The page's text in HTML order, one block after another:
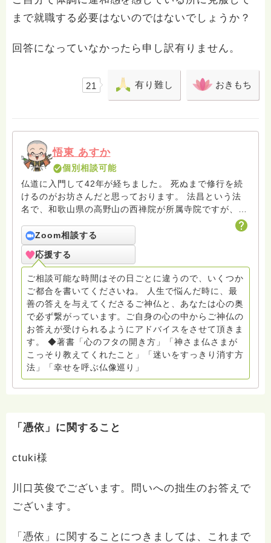
まで就職する必要はないのではないでしょうか？
回答になっていなかったら申し訳有りません。
21 有り難し おきもち
悟東 あすか
個別相談可能
仏道に入門して42年が経ちました。 死ぬまで修行を続
けるのがお坊さんだと思っております。 法昌という法
名で、和歌山県の高野山の西禅院が所属寺院ですが、
普段は東京都町田市のマンションで手作りの密壇でひた
すら修行を続けている はぐれ行者です。 伝法灌頂も
中院流の一流伝授も受了させていただいております。
娘を持つ母であり、一家の主婦でもあり、親の介護もあ
ったりします。 エッセイや文章、そして漫画家として
漫画も描いております。 イーハトーブクリニック萩原
医師の指導をいただきヒプノセラピスト（催眠療法士）
でもあります。 基本的に隣のおばちゃん的な、でも変
わった尼僧です。
Zoom相談する
応援する
ご相談可能な時間はその日ごとに違うので、いくつか
ご都合を書いてくださいね。 人生で悩んだ時に、最
善の答えを与えてくださるご神仏と、あなたは心の奥
で必ず繋がっています。ご自身の心の中からご神仏の
お答えが受けられるようにアドバイスをさせて頂きま
す。 ◆著書「心のフタの開き方」「神さま仏さまが
こっそり教えてくれたこと」「迷いをすっきり消す方
法」「幸せを呼ぶ仏像巡り」
「憑依」に関すること
ctuki様
川口英俊でございます。問いへの拙生のお答えで
ございます。
「憑依」に関することにつきましては、これまで